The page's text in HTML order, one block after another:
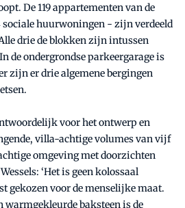
De 119 appartementen van de
huurwoningen - zijn verdeeld
drie de blokken zijn intussen
de ondergrondse parkeergarage is
zijn er drie algemene bergingen
voor het ontwerp en
villa-achtige volumes van vijf
omgeving met doorzichten
‘Het is geen kolossaal
gekozen voor de menselijke maat.
warmgekleurde baksteen is de